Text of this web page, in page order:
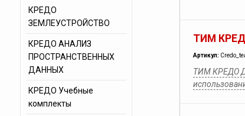
ТИМ
Артикул:
ТИМ КРЕДО
КРЕДО
ЗЕМЛЕУСТРОЙСТВО
КРЕДО АНАЛИЗ
ПРОСТРАНСТВЕННЫХ
ДАННЫХ
КРЕДО Учебные
комплекты